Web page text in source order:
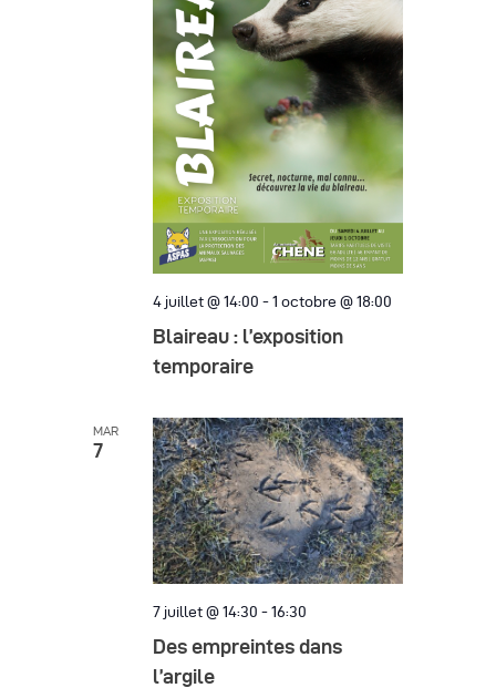
a
t
i
o
n
d
e
v
u
É
v
è
n
m
e
m
e
n
t
4 juillet @ 14:00 - 1 octobre @ 18:00
Blaireau : l’exposition
temporaire
MAR
7
7 juillet @ 14:30 - 16:30
Des empreintes dans
l’argile